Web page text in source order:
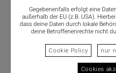
Gegebenenfalls erfolgt eine
außerhalb der EU (z.B. USA).
dass deine Daten durch lokale
deine Betroffenenrechte nicht
Cookie Policy nur
Cookies